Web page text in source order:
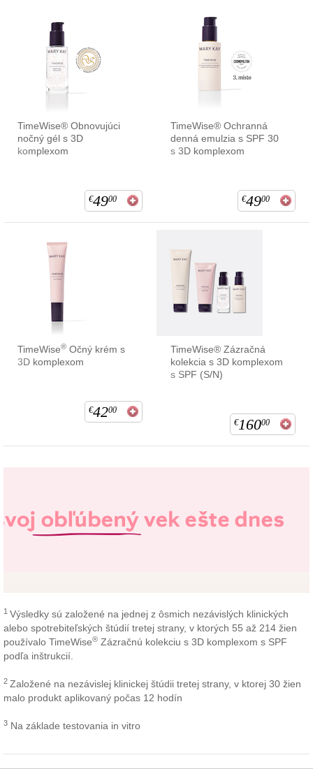
TimeWise® Obnovujúci
nočný gél s 3D
komplexom
€4900
TimeWise® Ochranná
denná emulzia s SPF 30
s 3D komplexom
€4900
TimeWise® Očný krém s
3D komplexom
€4200
TimeWise® Zázračná
kolekcia s 3D komplexom
s SPF (S/N)
€16000
1 Výsledky sú založené na jednej z ôsmich nezávislých klinických
alebo spotrebiteľských štúdií tretej strany, v ktorých 55 až 214 žien
používalo TimeWise® Zázračnú kolekciu s 3D komplexom s SPF
podľa inštrukcií.
2 Založené na nezávislej klinickej štúdii tretej strany, v ktorej 30 žien
malo produkt aplikovaný počas 12 hodín
3 Na základe testovania in vitro